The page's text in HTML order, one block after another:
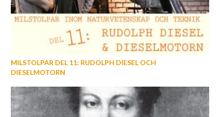
MILSTOLPAR DEL 11: RUDOLPH DIESEL OCH
DIESELMOTORN